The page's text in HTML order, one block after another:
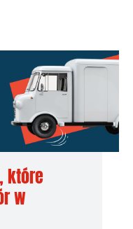
które
w